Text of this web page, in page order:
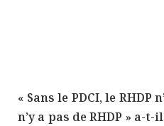
« Sans le PDCI, le RHDP
n’y a pas de RHDP » a-